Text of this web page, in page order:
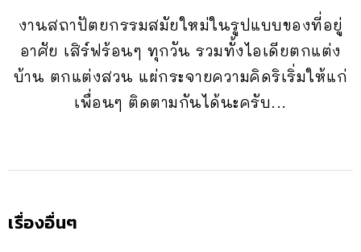
งานสถาปัตยกรรมสมัยใหม่ในรูปแบบของที่อยู่
อาศัย เสิร์ฟร้อนๆ ทุกวัน รวมทั้งไอเดียตกแต่ง
บ้าน ตกแต่งสวน แผ่กระจายความคิดริเริ่มให้แก่
เพื่อนๆ ติดตามกันได้นะครับ...
เรื่องอื่นๆ